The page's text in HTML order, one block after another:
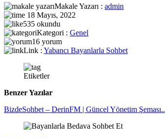
Makale Yazarı : admin
18 Mayıs, 2022
535 okundu
Kategori : Genel
16 yorum
Link : Yabancı Bayanlarla Sohbet
Etiketler
Benzer Yazılar
BizdeSohbet – DerinFM | Güncel Yönetim Şeması..